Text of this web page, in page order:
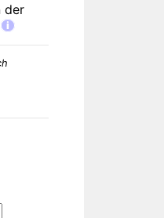
der
i